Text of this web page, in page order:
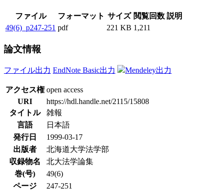
ファイル フォーマット サイズ 閲覧回数 説明
49(6)_p247-251 pdf 221 KB 1,211
論文情報
ファイル出力 EndNote Basic出力 Mendeley出力
アクセス権 open access
URI
https://hdl.handle.net/2115/15808
タイトル
雑報
言語
日本語
発行日
1999-03-17
出版者
北海道大学法学部
収録物名
北大法学論集
巻(号)
49(6)
ページ
247-251